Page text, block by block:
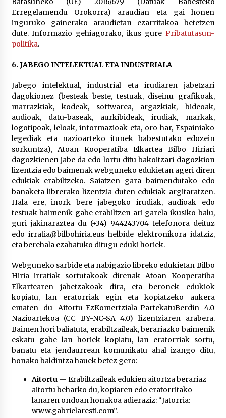
Erregelamendu Orokorra) araudian eta gai honen
inguruko gainerako araudietan ezarritakoa betetzen
dute. Informazio gehiagorako, ikus gure Pribatutasun-
politika.
6. JABEGO INTELEKTUAL ETA INDUSTRIALA
Jabego intelektual, industrial eta irudiaren jabetzari
dagokionez (besteak beste, testuak, diseinu grafikoak,
marrazkiak, kodeak, softwarea, argazkiak, bideoak,
audioak, datu-baseak, aurkibideak, irudiak, markak,
logotipoak, leloak, informazioak eta, oro har, Espainiako
legediak eta nazioarteko itunek babestutako edozein
sorkuntza), Atoan Kooperatiba Elkartea Bilbo Hiriari
dagozkienen jabe da edo lortu ditu bakoitzari dagozkion
lizentzia edo baimenak webguneko edukietan ageri diren
edukiak erabiltzeko. Saiatzen gara baimendutako edo
banaketa librerako lizentzia duten edukiak argitaratzen.
Hala ere, inork bere jabegoko irudiak, audioak edo
testuak baimenik gabe erabiltzen ari garela ikusiko balu,
guri jakinaraztea du (+34) 944243704 telefonora deituz
edo irratia@bilbohiria.eus helbide elektronikora idatziz,
eta berehala ezabatuko ditugu eduki horiek.
Webguneko sarbide eta nabigazio libreko edukietan Bilbo
Hiria irratiak sortutakoak direnak Atoan Kooperatiba
Elkartearen jabetzakoak dira, eta beronek edukiok
kopiatu, lan eratorriak egin eta kopiatzeko aukera
ematen du Aitortu-EzKomertziala-PartekatuBerdin 4.0
Nazioartekoa (CC BY-NC-SA 4.0) lizentziaren arabera.
Baimen hori baliatuta, erabiltzaileak, berariazko baimenik
eskatu gabe lan horiek kopiatu, lan eratorriak sortu,
banatu eta jendaurrean komunikatu ahal izango ditu,
honako baldintza hauek betez gero:
Aitortu— Erabiltzaileak edukien aitortza berariaz
aitortu beharko du, kopiaren edo eratorritako
lanaren ondoan honakoa adieraziz: “Jatorria:
www.gabrielaresti.com”.